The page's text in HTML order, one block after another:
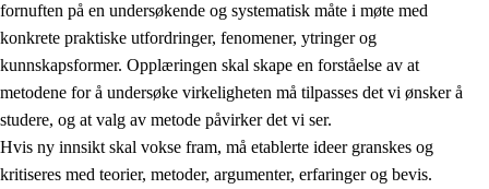
1. Opplæringens verdigrunnlag
1.1 Menneskeverdet
1.2 Identitet og kulturelt mangfold
fornuften på en undersøkende og systematisk måte i møte med
konkrete praktiske utfordringer, fenomener, ytringer og
kunnskapsformer. Opplæringen skal skape en forståelse av at
metodene for å undersøke virkeligheten må tilpasses det vi ønsker å
studere, og at valg av metode påvirker det vi ser.
Hvis ny innsikt skal vokse fram, må etablerte ideer granskes og
kritiseres med teorier, metoder, argumenter, erfaringer og bevis.